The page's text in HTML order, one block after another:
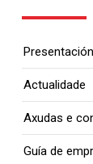
Presentación
Actualidade
Axudas e
Guía de